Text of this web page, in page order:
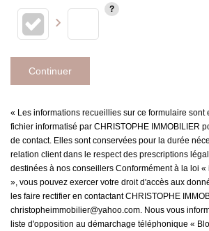
Continuer
« Les informations recueillies sur ce formulaire sont
fichier informatisé par CHRISTOPHE IMMOBILIER
de contact. Elles sont conservées pour la durée
relation client dans le respect des prescriptions
destinées à nos conseillers Conformément à la loi
», vous pouvez exercer votre droit d'accès aux
les faire rectifier en contactant CHRISTOPHE
christopheimmobilier@yahoo.com. Nous vous
liste d'opposition au démarchage téléphonique «